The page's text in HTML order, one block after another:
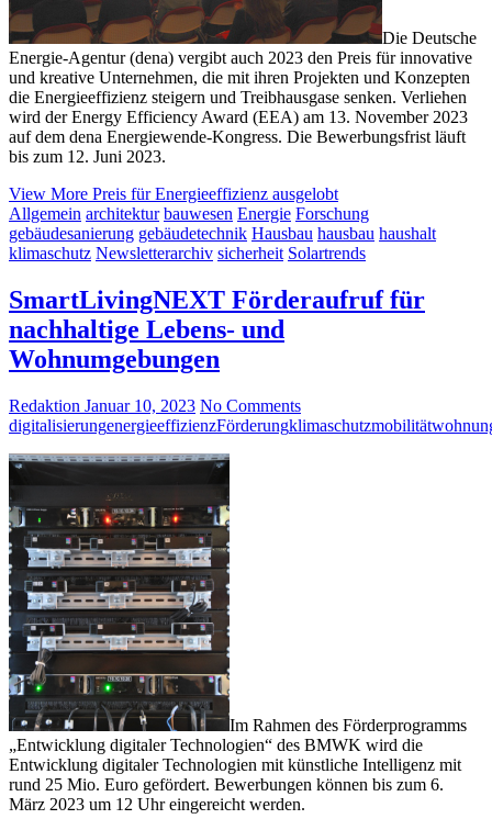
Die Deutsche
Energie-Agentur (dena) vergibt auch 2023 den Preis für innovative
und kreative Unternehmen, die mit ihren Projekten und Konzepten
die Energieeffizienz steigern und Treibhausgase senken. Verliehen
wird der Energy Efficiency Award (EEA) am 13. November 2023
auf dem dena Energiewende-Kongress. Die Bewerbungsfrist läuft
bis zum 12. Juni 2023.
View More Preis für Energieeffizienz ausgelobt
Allgemein architektur bauwesen Energie Forschung
gebäudesanierung gebäudetechnik Hausbau hausbau haushalt
klimaschutz Newsletterarchiv sicherheit Solartrends
SmartLivingNEXT Förderaufruf für
nachhaltige Lebens- und
Wohnumgebungen
Redaktion Januar 10, 2023 No Comments
digitalisierungenergieeffizienzFörderungklimaschutzmobilität
Im Rahmen des Förderprogramms
„Entwicklung digitaler Technologien“ des BMWK wird die
Entwicklung digitaler Technologien mit künstliche Intelligenz mit
rund 25 Mio. Euro gefördert. Bewerbungen können bis zum 6.
März 2023 um 12 Uhr eingereicht werden.